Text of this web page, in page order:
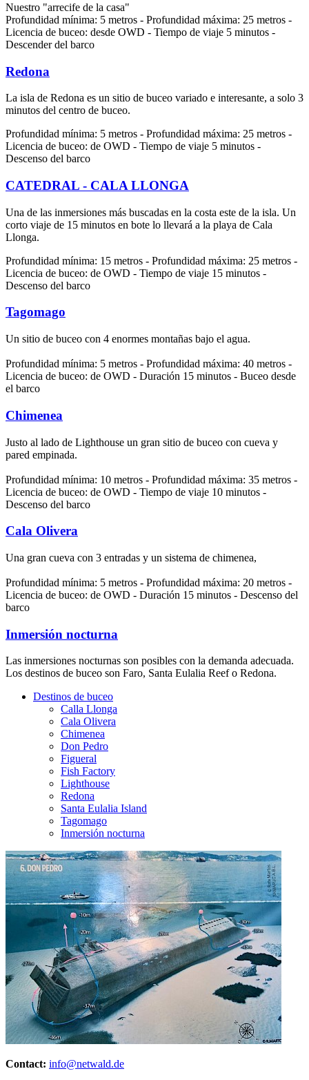
Nuestro "arrecife de la casa"
Profundidad mínima: 5 metros - Profundidad máxima: 25 metros -
Licencia de buceo: desde OWD - Tiempo de viaje 5 minutos -
Descender del barco
Redona
La isla de Redona es un sitio de buceo variado e interesante, a solo 3
minutos del centro de buceo.
Profundidad mínima: 5 metros - Profundidad máxima: 25 metros -
Licencia de buceo: de OWD - Tiempo de viaje 5 minutos -
Descenso del barco
CATEDRAL - CALA LLONGA
Una de las inmersiones más buscadas en la costa este de la isla. Un
corto viaje de 15 minutos en bote lo llevará a la playa de Cala
Llonga.
Profundidad mínima: 15 metros - Profundidad máxima: 25 metros -
Licencia de buceo: de OWD - Tiempo de viaje 15 minutos -
Descenso del barco
Tagomago
Un sitio de buceo con 4 enormes montañas bajo el agua.
Profundidad mínima: 5 metros - Profundidad máxima: 40 metros -
Licencia de buceo: de OWD - Duración 15 minutos - Buceo desde
el barco
Chimenea
Justo al lado de Lighthouse un gran sitio de buceo con cueva y
pared empinada.
Profundidad mínima: 10 metros - Profundidad máxima: 35 metros -
Licencia de buceo: de OWD - Tiempo de viaje 10 minutos -
Descenso del barco
Cala Olivera
Una gran cueva con 3 entradas y un sistema de chimenea,
Profundidad mínima: 5 metros - Profundidad máxima: 20 metros -
Licencia de buceo: de OWD - Duración 15 minutos - Descenso del
barco
Inmersión nocturna
Las inmersiones nocturnas son posibles con la demanda adecuada.
Los destinos de buceo son Faro, Santa Eulalia Reef o Redona.
Destinos de buceo
Calla Llonga
Cala Olivera
Chimenea
Don Pedro
Figueral
Fish Factory
Lighthouse
Redona
Santa Eulalia Island
Tagomago
Inmersión nocturna
Contact: info@netwald.de